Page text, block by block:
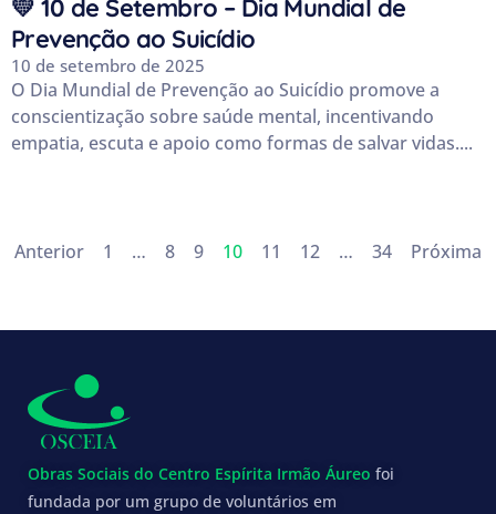
💛 10 de Setembro – Dia Mundial de
Prevenção ao Suicídio
10 de setembro de 2025
O Dia Mundial de Prevenção ao Suicídio promove a
conscientização sobre saúde mental, incentivando
empatia, escuta e apoio como formas de salvar vidas....
Anterior 1 … 8 9 10 11 12 … 34 Próxima
Obras Sociais do Centro Espírita Irmão Áureo foi
fundada por um grupo de voluntários em